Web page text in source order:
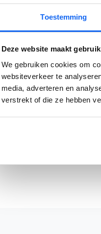
Toestemming
Deze website maakt
We gebruiken cookies om
websiteverkeer te
media, adverteren en
verstrekt of die ze hebben